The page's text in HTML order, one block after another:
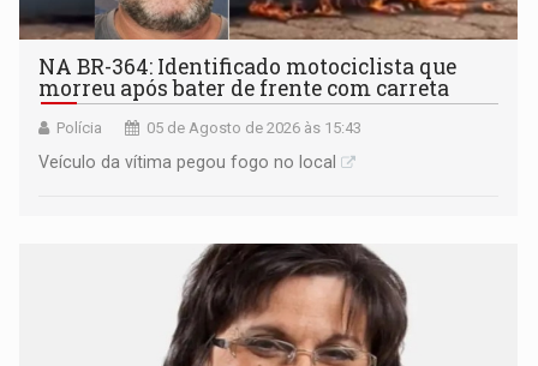
NA BR-364: Identificado motociclista que
morreu após bater de frente com carreta
Polícia 05 de Agosto de 2026 às 15:43
Veículo da vítima pegou fogo no local